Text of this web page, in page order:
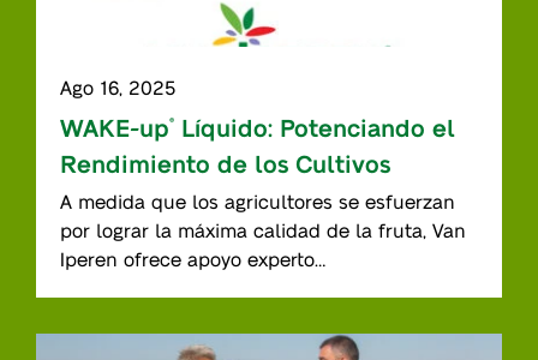
Ago 16, 2025
WAKE-up®
Líquido: Potenciando el
Rendimiento de los Cultivos
A medida que los agricultores se esfuerzan
por lograr la máxima calidad de la fruta, Van
Iperen ofrece apoyo experto…